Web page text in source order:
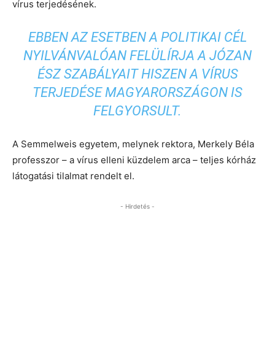
vírus terjedésének.
EBBEN AZ ESETBEN A POLITIKAI CÉL
NYILVÁNVALÓAN FELÜLÍRJA A JÓZAN
ÉSZ SZABÁLYAIT HISZEN A VÍRUS
TERJEDÉSE MAGYARORSZÁGON IS
FELGYORSULT.
A Semmelweis egyetem, melynek rektora, Merkely Béla
professzor – a vírus elleni küzdelem arca – teljes kórház
látogatási tilalmat rendelt el.
- Hirdetés -